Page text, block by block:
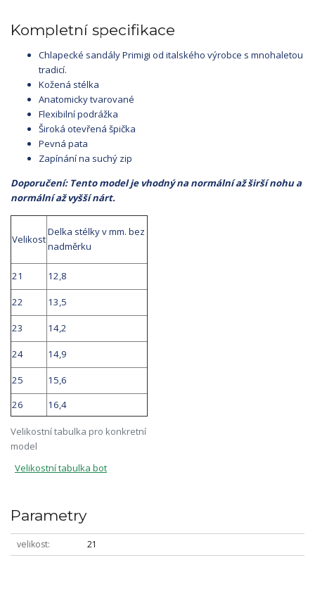
Kompletní specifikace
Chlapecké sandály Primigi od italského výrobce s mnohaletou
tradicí.
Kožená stélka
Anatomicky tvarované
Flexibilní podrážka
Široká otevřená špička
Pevná pata
Zapínání na suchý zip
Doporučení: Tento model je vhodný na normální až širší nohu a
normální až vyšší nárt.
Velikostní tabulka pro konkretní
model
Velikost
Delka stélky v mm. bez
nadměrku
21 12,8
22 13,5
23 14,2
24 14,9
25
15,6
26
16,4
Velikostní tabulka bot
Parametry
velikost 21